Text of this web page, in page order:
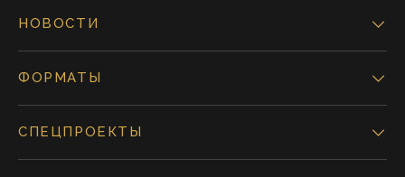
НОВОСТИ
ФОРМАТЫ
СПЕЦПРОЕКТЫ